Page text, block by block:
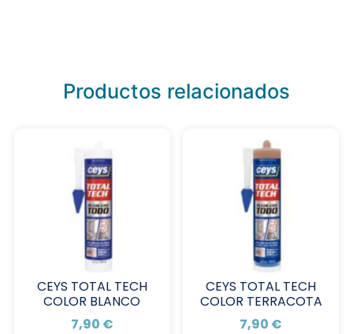
Productos relacionados
CEYS TOTAL TECH
COLOR BLANCO
7,90 €
CEYS TOTAL TECH
COLOR TERRACOTA
7,90 €